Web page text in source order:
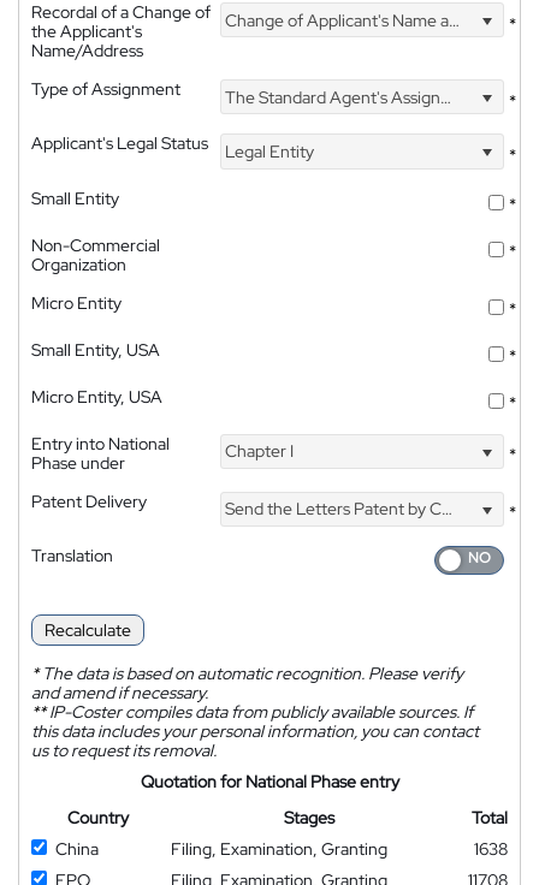
Recordal of a Change of
the Applicant's
Name/Address
Change of Applicant's Name and Address *
Type of Assignment The Standard Agent's Assignment
*
Applicant's Legal Status
Legal Entity
*
Small Entity
*
Non-Commercial
Organization
*
Micro Entity
*
Small Entity, USA
*
Micro Entity, USA
*
Entry into National
Phase under
Chapter I *
Patent Delivery Send the Letters Patent by Courier
*
Translation
Recalculate
*The data is based on automatic recognition. Please verify
and amend if necessary.
**IP-Coster compiles data from publicly available sources. If
this data includes your personal information, you can contact
us to request its removal.
Quotation for National Phase entry
Country
Stages
Total
China
Filing, Examination, Granting
1638
EPO
Filing, Examination, Granting 11708